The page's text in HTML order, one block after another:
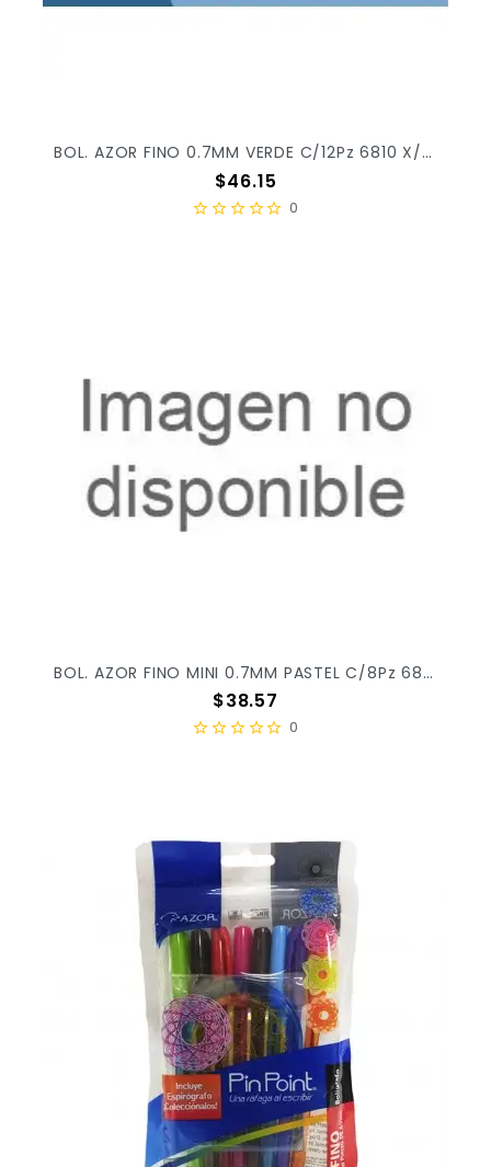
BOL. AZOR FINO 0.7MM VERDE C/12Pz 6810 X/30
Precio
$46.15
0
BOL. AZOR FINO MINI 0.7MM PASTEL C/8Pz 6898P X/24
Precio
$38.57
0